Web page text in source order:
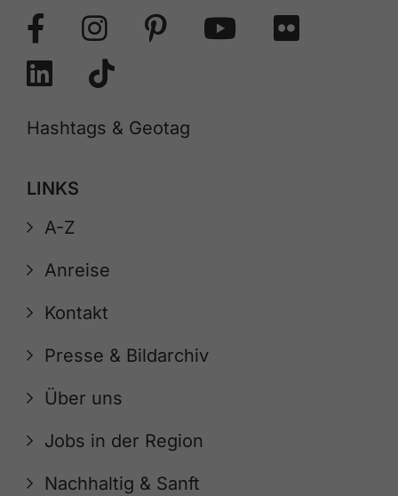
Hashtags & Geotag
LINKS
A-Z
Anreise
Kontakt
Presse & Bildarchiv
Über uns
Jobs in der Region
Nachhaltig & Sanft